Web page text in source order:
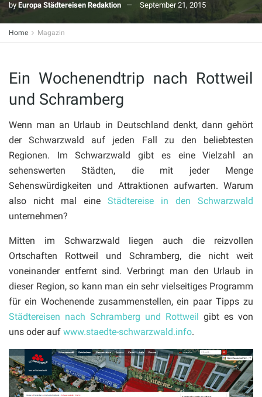
by Europa Städtereisen Redaktion September 21, 2015
Home Magazin
Ein Wochenendtrip nach Rottweil
und Schramberg
Wenn man an Urlaub in Deutschland denkt, dann gehört
der Schwarzwald auf jeden Fall zu den beliebtesten
Regionen. Im Schwarzwald gibt es eine Vielzahl an
sehenswerten Städten, die mit jeder Menge
Sehenswürdigkeiten und Attraktionen aufwarten. Warum
also nicht mal eine Städtereise in den Schwarzwald
unternehmen?
Mitten im Schwarzwald liegen auch die reizvollen
Ortschaften Rottweil und Schramberg, die nicht weit
voneinander entfernt sind. Verbringt man den Urlaub in
dieser Region, so kann man ein sehr vielseitiges Programm
für ein Wochenende zusammenstellen, ein paar Tipps zu
Städtereisen nach Schramberg und Rottweil
gibt es von
uns oder auf www.staedte-schwarzwald.info.